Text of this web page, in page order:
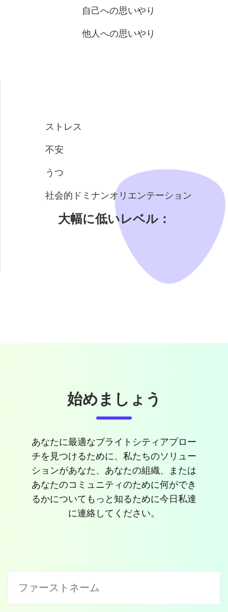
自己への思いやり
他人への思いやり
ストレス
不安
うつ
社会的ドミナンオリエンテーション
大幅に低いレベル：
始めましょう
あなたに最適なブライトシティアプロー
チを見つけるために、私たちのソリュー
ションがあなた、あなたの組織、または
あなたのコミュニティのために何ができ
るかについてもっと知るために今日私達
に連絡してください。